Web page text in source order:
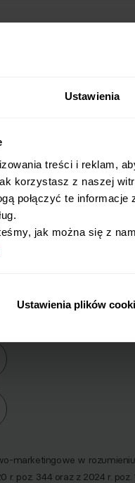
Ustawienia
treści i reklam,
korzystasz z naszej
połączyć te
jak można się z
Ustawienia plików
10
marketingowe w
r. poz. 344 oraz z 2024 r.